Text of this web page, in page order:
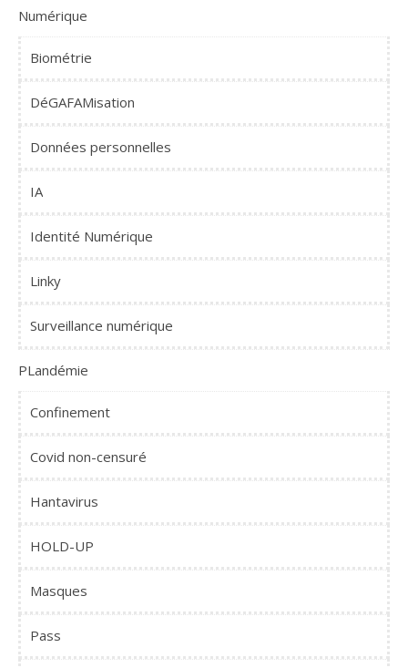
Numérique
Biométrie
DéGAFAMisation
Données personnelles
IA
Identité Numérique
Linky
Surveillance numérique
PLandémie
Confinement
Covid non-censuré
Hantavirus
HOLD-UP
Masques
Pass